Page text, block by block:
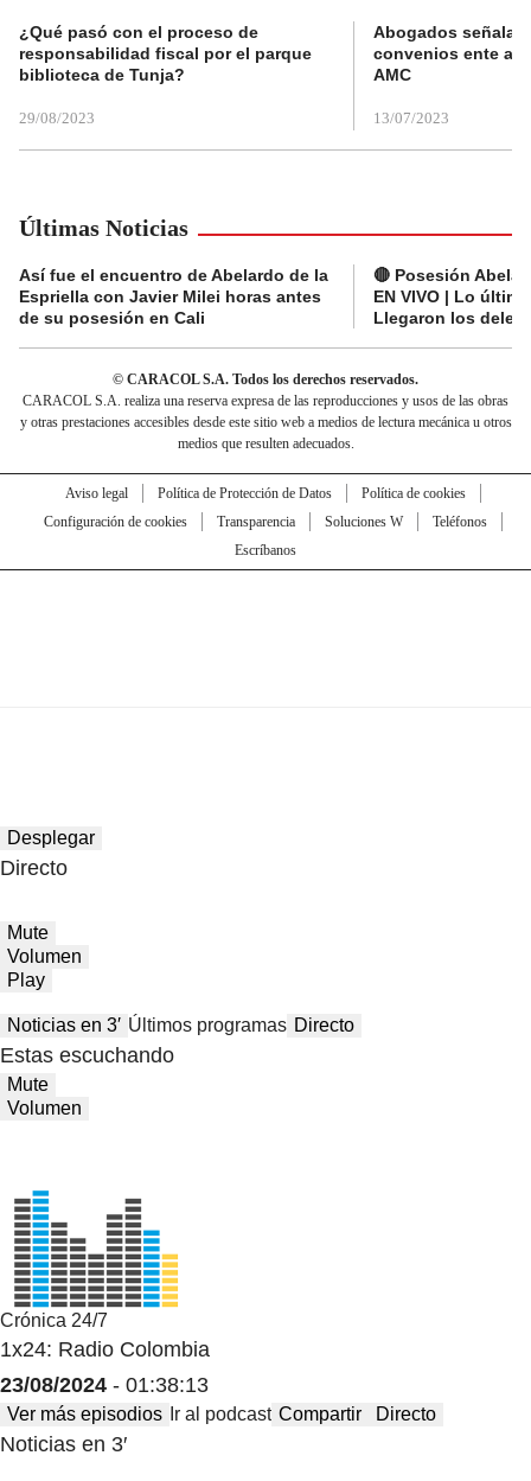
¿Qué pasó con el proceso de
responsabilidad fiscal por el parque
biblioteca de Tunja?
29/08/2023
Abogados
convenios ente
AMC
13/07/2023
Últimas Noticias
Así fue el encuentro de Abelardo de la
Espriella con Javier Milei horas antes
de su posesión en Cali
🔴 Posesión
EN VIVO | Lo
Llegaron los
© CARACOL S.A. Todos los derechos reservados.
CARACOL S.A. realiza una reserva expresa de las reproducciones y usos de las obras
y otras prestaciones accesibles desde este sitio web a medios de lectura mecánica u otros
medios que resulten adecuados.
Aviso legal Política de Protección de Datos
Política de cookies
Configuración de cookies
Transparencia Soluciones W
Teléfonos
Escríbanos
Desplegar
Directo
Mute
Volumen
Play
Noticias en 3′ Últimos programas Directo
Estas escuchando
Mute
Volumen
Crónica 24/7
1x24: Radio Colombia
23/08/2024 - 01:38:13
Ver más episodios Ir al podcast Compartir Directo
Noticias en 3′